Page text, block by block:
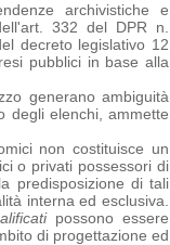
archivistiche e
332 del DPR n.
decreto legislativo 12
pubblici in base alla
generano ambiguità
degli elenchi, ammette
non costituisce un
o privati possessori di
predisposizione di tali
interna ed esclusiva.
possono essere
di progettazione ed